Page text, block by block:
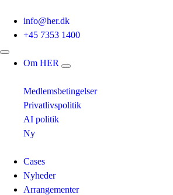
info@her.dk
+45 7353 1400
Om HER
Medlemsbetingelser
Privatlivspolitik
AI politik
Ny
Cases
Nyheder
Arrangementer